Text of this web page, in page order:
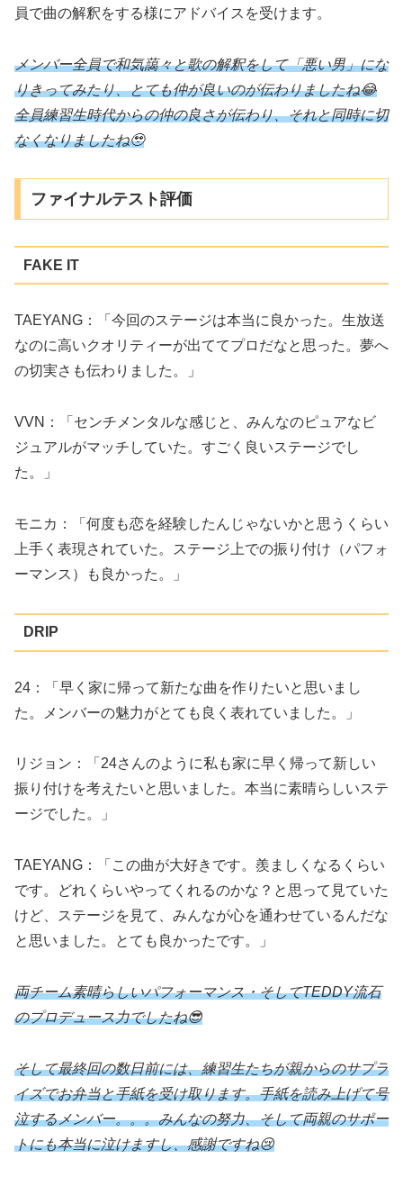
員で曲の解釈をする様にアドバイスを受けます。
メンバー全員で和気藹々と歌の解釈をして「悪い男」にな
りきってみたり、とても仲が良いのが伝わりましたね😂
全員練習生時代からの仲の良さが伝わり、それと同時に切
なくなりましたね🥹
ファイナルテスト評価
FAKE IT
TAEYANG：「今回のステージは本当に良かった。生放送
なのに高いクオリティーが出ててプロだなと思った。夢へ
の切実さも伝わりました。」
VVN：「センチメンタルな感じと、みんなのピュアなビ
ジュアルがマッチしていた。すごく良いステージでし
た。」
モニカ：「何度も恋を経験したんじゃないかと思うくらい
上手く表現されていた。ステージ上での振り付け（パフォ
ーマンス）も良かった。」
DRIP
24：「早く家に帰って新たな曲を作りたいと思いまし
た。メンバーの魅力がとても良く表れていました。」
リジョン：「24さんのように私も家に早く帰って新しい
振り付けを考えたいと思いました。本当に素晴らしいステ
ージでした。」
TAEYANG：「この曲が大好きです。羨ましくなるくらい
です。どれくらいやってくれるのかな？と思って見ていた
けど、ステージを見て、みんなが心を通わせているんだな
と思いました。とても良かったです。」
両チーム素晴らしいパフォーマンス・そしてTEDDY流石
のプロデュース力でしたね😎
そして最終回の数日前には、練習生たちが親からのサプラ
イズでお弁当と手紙を受け取ります。手紙を読み上げて号
泣するメンバー。。。みんなの努力、そして両親のサポー
トにも本当に泣けますし、感謝ですね😢